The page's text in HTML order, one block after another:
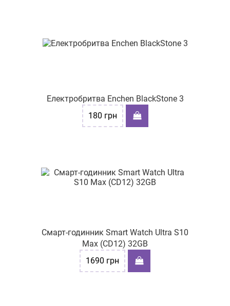
Електробритва Enchen BlackStone 3
180 грн
Смарт-годинник Smart Watch Ultra S10
Max (CD12) 32GB
1690 грн